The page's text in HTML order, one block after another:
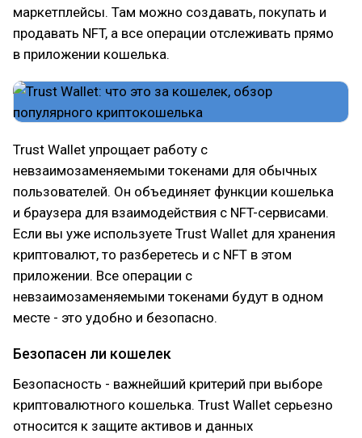
маркетплейсы. Там можно создавать, покупать и
продавать NFT, а все операции отслеживать прямо
в приложении кошелька.
Trust Wallet упрощает работу с
невзаимозаменяемыми токенами для обычных
пользователей. Он объединяет функции кошелька
и браузера для взаимодействия с NFT-сервисами.
Если вы уже используете Trust Wallet для хранения
криптовалют, то разберетесь и с NFT в этом
приложении. Все операции с
невзаимозаменяемыми токенами будут в одном
месте - это удобно и безопасно.
Безопасен ли кошелек
Безопасность - важнейший критерий при выборе
криптовалютного кошелька. Trust Wallet серьезно
относится к защите активов и данных